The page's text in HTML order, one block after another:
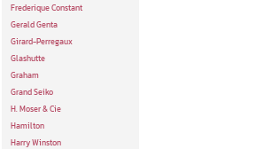
Frederique Constant
Gerald Genta
Girard-Perregaux
Glashutte
Graham
Grand Seiko
H. Moser & Cie
Hamilton
Harry Winston